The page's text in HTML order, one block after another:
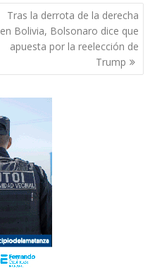
Tras la derrota de la derecha
en Bolivia, Bolsonaro dice que
apuesta por la reelección de
Trump